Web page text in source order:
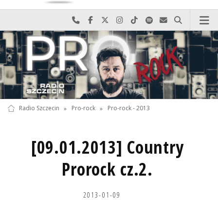
Najlepiej po prostu do nas zadzwoń
Odwiedź nas na Facebook-u
Odwiedź nas na X
Odwiedź nas na Instagram-ie
Odwiedź nas na TikTok-u
Szukaj nas na Spotify
Wyślij do nas
Szukaj
Radio Szczecin » Pro-rock » Pro-rock - 2013
[09.01.2013] Country
Prorock cz.2.
2013-01-09